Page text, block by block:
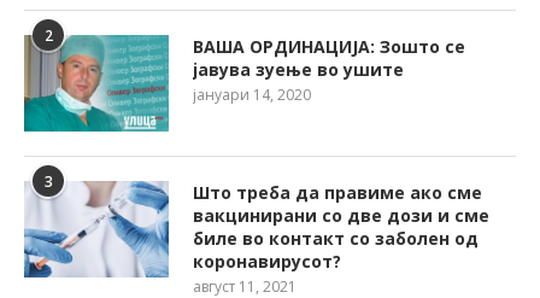
2
ВАША ОРДИНАЦИЈА: Зошто се
јавува зуење во ушите
јануари 14, 2020
3
Што треба да правиме ако сме
вакцинирани со две дози и сме
биле во контакт со заболен од
коронавирусот?
август 11, 2021